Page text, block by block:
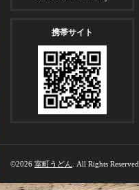
携帯サイト
©2026 室町うどん . All Rights Reserved.